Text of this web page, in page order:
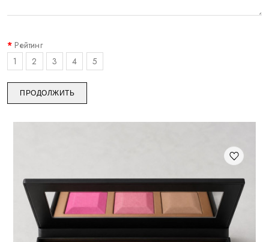
Рейтинг
1
2 3 4 5
ПРОДОЛЖИТЬ